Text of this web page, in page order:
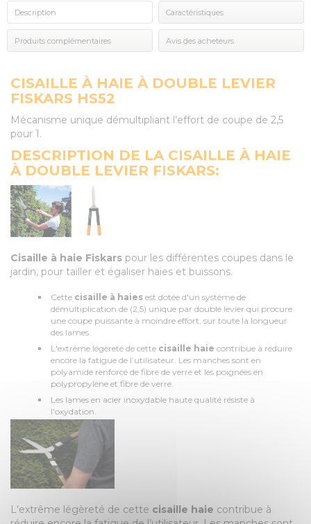
Description Caractéristiques
Produits complémentaires Avis des acheteurs
CISAILLE À HAIE À DOUBLE LEVIER
FISKARS HS52
Mécanisme unique démultipliant l’effort de coupe de 2,5
pour 1.
DESCRIPTION DE LA CISAILLE À HAIE
À DOUBLE LEVIER FISKARS:
Cisaille à haie Fiskars pour les différentes coupes dans le
jardin, pour tailler et égaliser haies et buissons.
Cette cisaille à haies est dotée d'un système de
démultiplication de (2,5) unique par double levier qui procure
une coupe puissante à moindre effort, sur toute la longueur
des lames.
L'extrême légèreté de cette cisaille haie contribue à réduire
encore la fatigue de l’utilisateur. Les manches sont en
polyamide renforcé de fibre de verre et les poignées en
polypropylène et fibre de verre.
Les lames en acier inoxydable haute qualité résiste à
l'oxydation.
L'extrême légèreté de cette cisaille haie contribue à